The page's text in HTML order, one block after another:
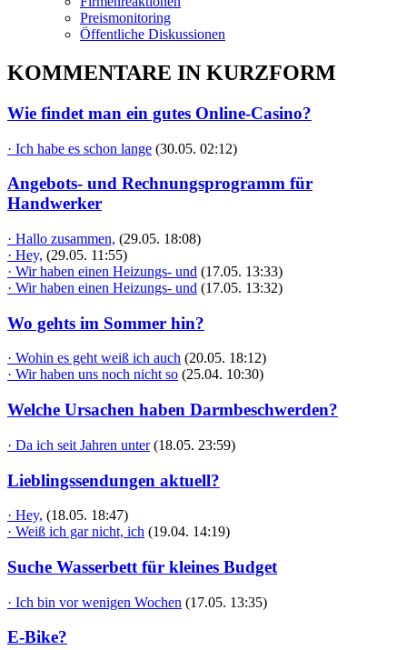
Preismonitoring
Öffentliche Diskussionen
KOMMENTARE IN KURZFORM
Wie findet man ein gutes Online-Casino?
· Ich habe es schon lange (30.05. 02:12)
Angebots- und Rechnungsprogramm für
Handwerker
· Hallo zusammen, (29.05. 18:08)
· Hey, (29.05. 11:55)
· Wir haben einen Heizungs- und (17.05. 13:33)
· Wir haben einen Heizungs- und (17.05. 13:32)
Wo gehts im Sommer hin?
· Wohin es geht weiß ich auch (20.05. 18:12)
· Wir haben uns noch nicht so (25.04. 10:30)
Welche Ursachen haben Darmbeschwerden?
· Da ich seit Jahren unter (18.05. 23:59)
Lieblingssendungen aktuell?
· Hey, (18.05. 18:47)
· Weiß ich gar nicht, ich (19.04. 14:19)
Suche Wasserbett für kleines Budget
· Ich bin vor wenigen Wochen (17.05. 13:35)
E-Bike?